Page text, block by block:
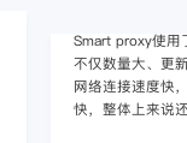
Smart proxy使用
不仅数量大、更
网络连接速度快
快，整体上来说